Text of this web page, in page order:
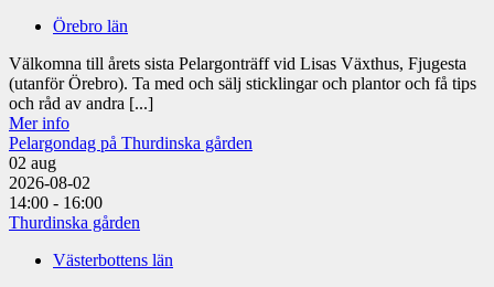
Örebro län
Välkomna till årets sista Pelargonträff vid Lisas Växthus, Fjugesta
(utanför Örebro). Ta med och sälj sticklingar och plantor och få tips
och råd av andra [...]
Mer info
Pelargondag på Thurdinska gården
02 aug
2026-08-02
14:00 - 16:00
Thurdinska gården
Västerbottens län